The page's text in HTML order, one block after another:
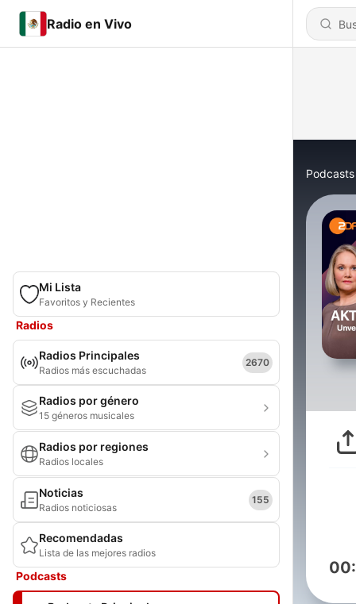
Radio en Vivo
Mi Lista
Favoritos y Recientes
Radios
Radios Principales
Radios más escuchadas
2670
Radios por género
15 géneros musicales
Radios por regiones
Radios locales
Noticias
Radios noticiosas
155
Recomendadas
Lista de las mejores radios
Podcasts
Podcasts